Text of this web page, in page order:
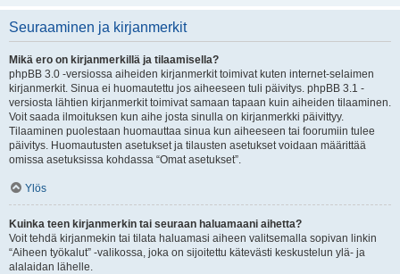
Seuraaminen ja kirjanmerkit
Mikä ero on kirjanmerkillä ja tilaamisella?
phpBB 3.0 -versiossa aiheiden kirjanmerkit toimivat kuten internet-selaimen
kirjanmerkit. Sinua ei huomautettu jos aiheeseen tuli päivitys. phpBB 3.1 -
versiosta lähtien kirjanmerkit toimivat samaan tapaan kuin aiheiden tilaaminen.
Voit saada ilmoituksen kun aihe josta sinulla on kirjanmerkki päivittyy.
Tilaaminen puolestaan huomauttaa sinua kun aiheeseen tai foorumiin tulee
päivitys. Huomautusten asetukset ja tilausten asetukset voidaan määrittää
omissa asetuksissa kohdassa “Omat asetukset”.
Ylös
Kuinka teen kirjanmerkin tai seuraan haluamaani aihetta?
Voit tehdä kirjanmekin tai tilata haluamasi aiheen valitsemalla sopivan linkin
“Aiheen työkalut” -valikossa, joka on sijoitettu kätevästi keskustelun ylä- ja
alalaidan lähelle.